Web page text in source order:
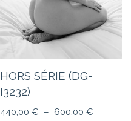
HORS SÉRIE (DG-
I3232)
440,00€ – 600,00€